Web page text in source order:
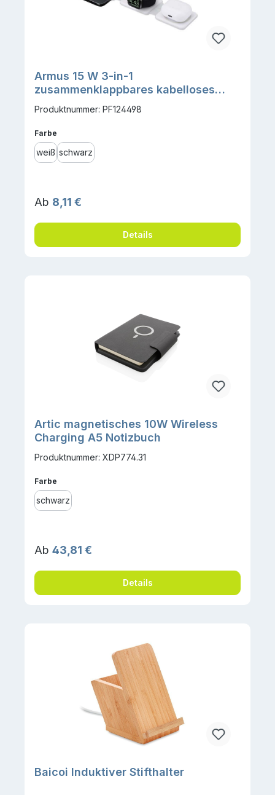
Armus 15 W 3-in-1
zusammenklappbares kabelloses
Ladegerät aus recyceltem Kunststoff
Produktnummer: PF124498
Farbe
weiß schwarz
Regulärer Preis:
Ab 8,11 €
Details
Artic magnetisches 10W Wireless
Charging A5 Notizbuch
Produktnummer: XDP774.31
Farbe
schwarz
Regulärer Preis:
Ab 43,81 €
Details
Baicoi Induktiver Stifthalter